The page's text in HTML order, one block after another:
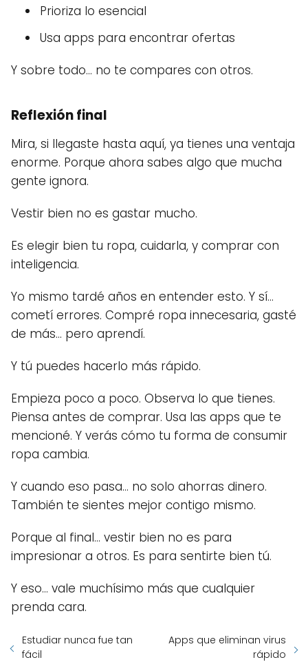
Prioriza lo esencial
Usa apps para encontrar ofertas
Y sobre todo… no te compares con otros.
Reflexión final
Mira, si llegaste hasta aquí, ya tienes una ventaja
enorme. Porque ahora sabes algo que mucha
gente ignora.
Vestir bien no es gastar mucho.
Es elegir bien tu ropa, cuidarla, y comprar con
inteligencia.
Yo mismo tardé años en entender esto. Y sí…
cometí errores. Compré ropa innecesaria, gasté
de más… pero aprendí.
Y tú puedes hacerlo más rápido.
Empieza poco a poco. Observa lo que tienes.
Piensa antes de comprar. Usa las apps que te
mencioné. Y verás cómo tu forma de consumir
ropa cambia.
Y cuando eso pasa… no solo ahorras dinero.
También te sientes mejor contigo mismo.
Porque al final… vestir bien no es para
impresionar a otros. Es para sentirte bien tú.
Y eso… vale muchísimo más que cualquier
prenda cara.
Estudiar nunca fue tan
fácil
Apps que eliminan virus
rápido